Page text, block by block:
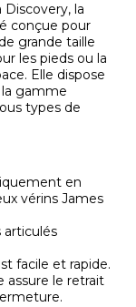
la
conçue pour
grande taille
les pieds ou la
Elle dispose
gamme
types de
en
vérins James
articulés
facile et rapide.
assure le retrait